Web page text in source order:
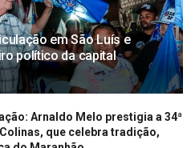
em São Luís e
político da capital
Arnaldo Melo prestigia a 34ª
que celebra tradição,